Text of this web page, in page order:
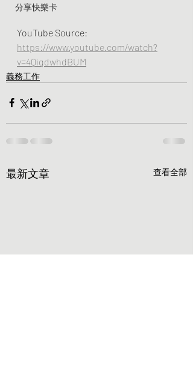
分享快樂卡
YouTube Source:
https://www.youtube.com/watch?
v=4QiqdwhdBUM
義務工作
最新文章 查看全部